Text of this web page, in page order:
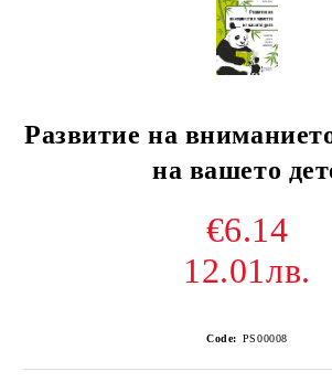
Развитие на
на вашето
€6.14
12.01лв.
Code: PS00008